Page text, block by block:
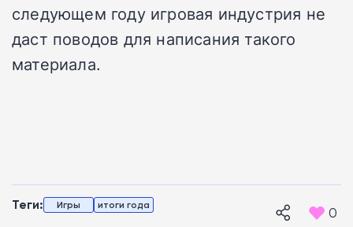
следующем году игровая индустрия не
даст поводов для написания такого
материала.
Теги: Игры итоги года 0